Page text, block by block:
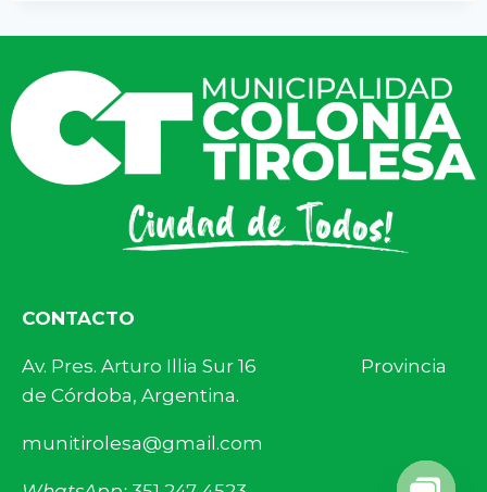
CONTACTO
Av. Pres. Arturo Illia Sur 16 Provincia
de Córdoba, Argentina.
munitirolesa@gmail.com